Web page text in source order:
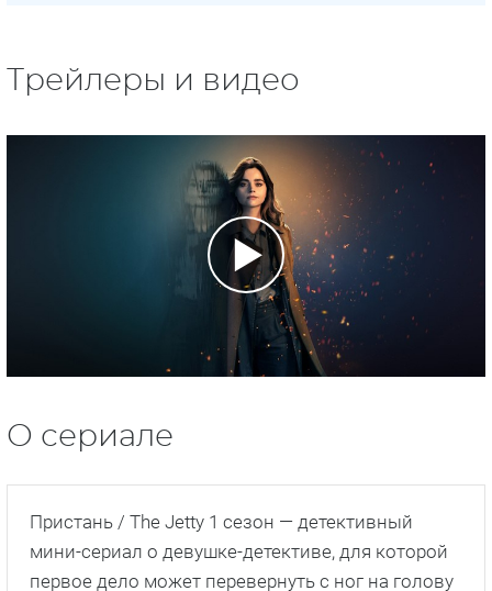
Трейлеры и видео
О сериале
Пристань / The Jetty 1 сезон — детективный
мини-сериал о девушке-детективе, для которой
первое дело может перевернуть с ног на голову